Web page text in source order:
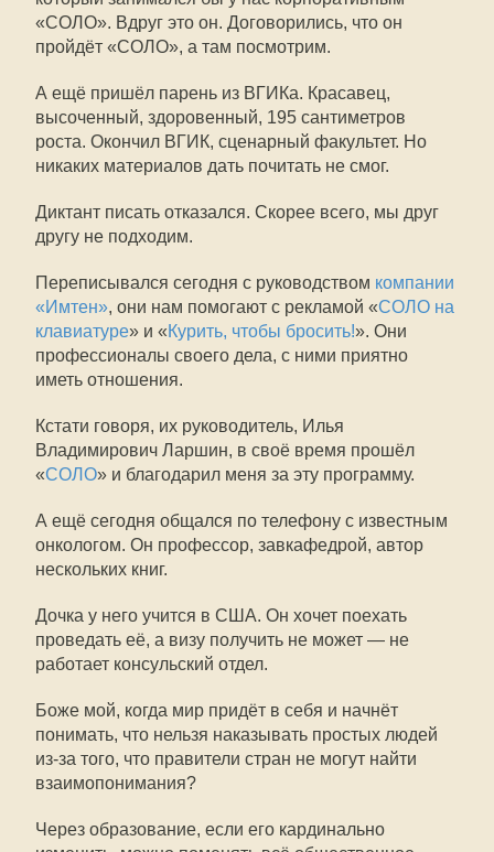
«СОЛО». Вдруг это он. Договорились, что он
пройдёт «СОЛО», а там посмотрим.
А ещё пришёл парень из ВГИКа. Красавец,
высоченный, здоровенный, 195 сантиметров
роста. Окончил ВГИК, сценарный факультет. Но
никаких материалов дать почитать не смог.
Диктант писать отказался. Скорее всего, мы друг
другу не подходим.
Переписывался сегодня с руководством компании
«Имтен», они нам помогают с рекламой «СОЛО на
клавиатуре» и «Курить, чтобы бросить!». Они
профессионалы своего дела, с ними приятно
иметь отношения.
Кстати говоря, их руководитель, Илья
Владимирович Ларшин, в своё время прошёл
«СОЛО» и благодарил меня за эту программу.
А ещё сегодня общался по телефону с известным
онкологом. Он профессор, завкафедрой, автор
нескольких книг.
Дочка у него учится в США. Он хочет поехать
проведать её, а визу получить не может — не
работает консульский отдел.
Боже мой, когда мир придёт в себя и начнёт
понимать, что нельзя наказывать простых людей
из-за того, что правители стран не могут найти
взаимопонимания?
Через образование, если его кардинально